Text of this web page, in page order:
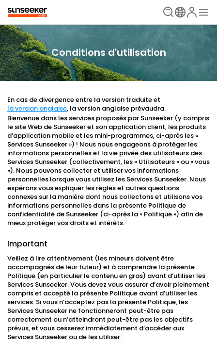
Conditions d'utilisation
En cas de divergence entre la version traduite et
la version anglaise, la version anglaise prévaudra.
Bienvenue dans les services proposés par Sunseeker (y compris
le site Web de Sunseeker et son application client, les produits
d’application mobile et les mini-programmes, ci-après les «
Services Sunseeker ») ! Nous nous engageons à protéger les
informations personnelles et la vie privée des utilisateurs des
Services Sunseeker (collectivement, les « Utilisateurs » ou « vous
»). Nous pouvons collecter et utiliser vos informations
personnelles lorsque vous utilisez les Services Sunseeker. Nous
espérons vous expliquer les règles et autres questions
connexes sur la manière dont nous collectons et utilisons vos
informations personnelles dans la présente Politique de
confidentialité de Sunseeker (ci-après la « Politique ») afin de
mieux protéger vos droits et intérêts.
Important
Veillez à lire attentivement (les mineurs doivent être
accompagnés de leur tuteur) et à comprendre la présente
Politique (en particulier le contenu en gras) avant d’utiliser les
Services Sunseeker. Vous devez vous assurer d’avoir pleinement
compris et accepté la présente Politique avant d’utiliser les
services. Si vous n’acceptez pas la présente Politique, les
Services Sunseeker ne fonctionneront peut-être pas
correctement ou n’atteindront peut-être pas les objectifs
prévus, et vous cesserez immédiatement d’accéder aux
Services Sunseeker ou de les utiliser.